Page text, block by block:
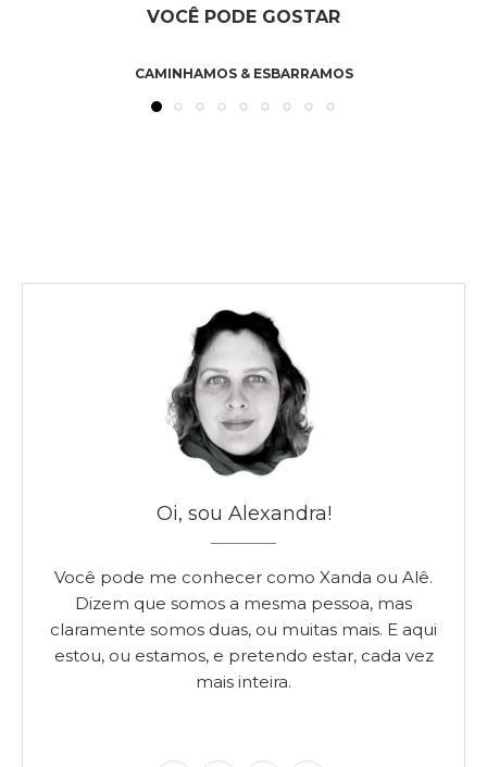
VOCÊ PODE GOSTAR
CAMINHAMOS & ESBARRAMOS
Oi, sou Alexandra!
Você pode me conhecer como Xanda ou Alê.
Dizem que somos a mesma pessoa, mas
claramente somos duas, ou muitas mais. E aqui
estou, ou estamos, e pretendo estar, cada vez
mais inteira.